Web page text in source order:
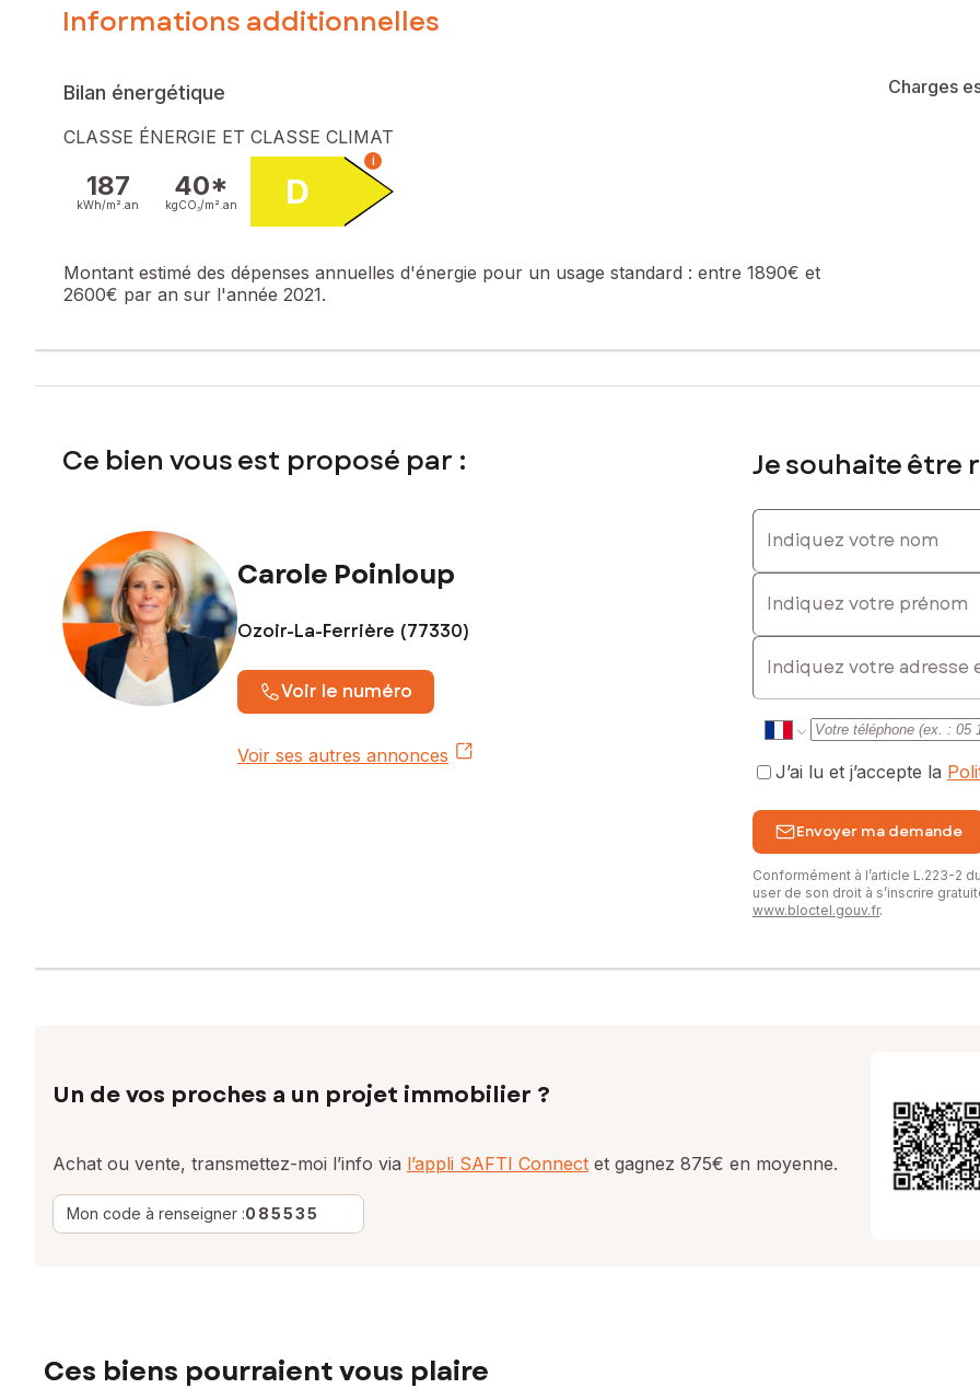
pas l'objet d'une procédure citée à l'article L. 721-1 du code de la construction et de l'habitation).
Prix de vente : 447 000 €
Honoraires charge vendeur
Contactez votre conseiller SAFTI : Carole POINLOUP, Tél. : 0663253000, E-mail : carole.poinloup@safti.fr - EI - Agent
Informations additionnelles
Bilan énergétique
CLASSE ÉNERGIE ET CLASSE CLIMAT
187
kWh/m². an
40*
kgCO₂/m². an D
i
Montant estimé des dépenses annuelles d'énergie pour un usage standard : entre 1890€ et
2600€ par an sur l'année 2021.
Charges
Ce bien vous est proposé par :
Carole Poinloup
Ozoir-La-Ferrière (77330)
Voir le numéro
Voir ses autres annonces
Je souhaite être
Indiquez votre nom
Indiquez votre prénom
E-mail
J’ai lu et j’accepte la
Envoyer ma demande
Conformément à l’article L.223-2
user de son droit à s’inscrire
www.bloctel.gouv.fr.
Un de vos proches a un projet immobilier ?
Achat ou vente, transmettez-moi l’info via l’appli SAFTI Connect et gagnez 875€ en moyenne.
Mon code à renseigner :085535
Ces biens pourraient vous plaire